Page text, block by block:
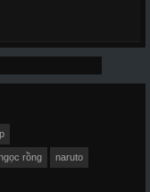
rồng naruto